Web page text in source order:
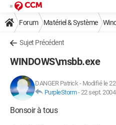
Forum Matériel & Système
Sujet Précédent
WINDOWS\msbb.exe
DANGER Patrick- Modifié le
PurpleStorm-22 sept.
Bonsoir à tous